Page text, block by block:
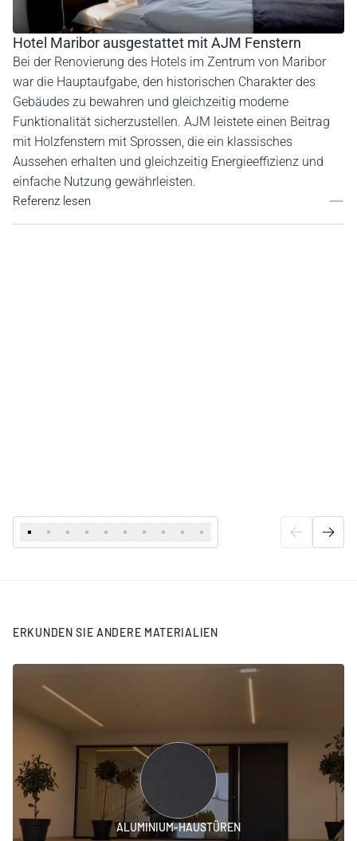
Hotel Maribor ausgestattet mit AJM Fenstern
Bei der Renovierung des Hotels im Zentrum von Maribor
war die Hauptaufgabe, den historischen Charakter des
Gebäudes zu bewahren und gleichzeitig moderne
Funktionalität sicherzustellen. AJM leistete einen Beitrag
mit Holzfenstern mit Sprossen, die ein klassisches
Aussehen erhalten und gleichzeitig Energieeffizienz und
einfache Nutzung gewährleisten.
Referenz lesen
ERKUNDEN SIE ANDERE MATERIALIEN
ALUMINIUM-HAUSTÜREN